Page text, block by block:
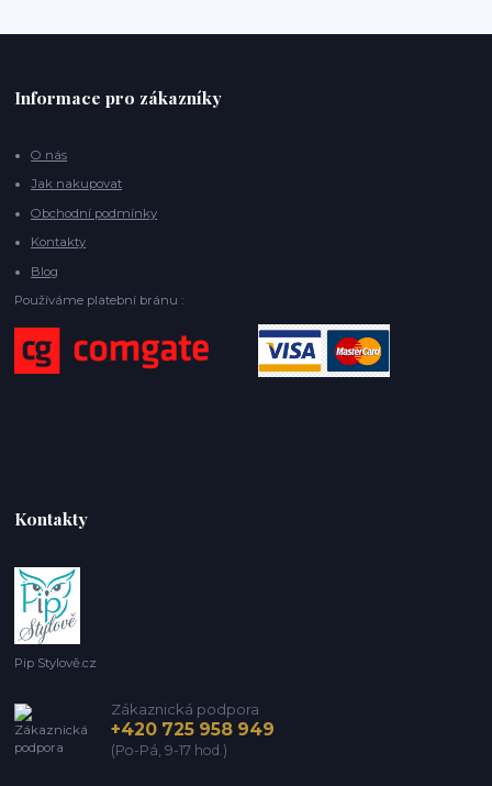
Informace pro zákazníky
O nás
Jak nakupovat
Obchodní podmínky
Kontakty
Blog
Používáme platební bránu :
Kontakty
Pip Stylově.cz
Zákaznická podpora
+420 725 958 949
(Po-Pá, 9-17 hod.)